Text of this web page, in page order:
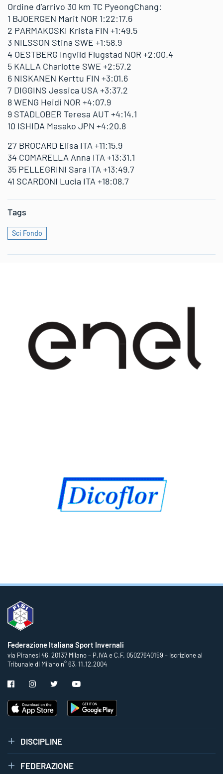
Ordine d’arrivo 30 km TC PyeongChang:
1 BJOERGEN Marit NOR 1:22:17.6
2 PARMAKOSKI Krista FIN +1:49.5
3 NILSSON Stina SWE +1:58.9
4 OESTBERG Ingvild Flugstad NOR +2:00.4
5 KALLA Charlotte SWE +2:57.2
6 NISKANEN Kerttu FIN +3:01.6
7 DIGGINS Jessica USA +3:37.2
8 WENG Heidi NOR +4:07.9
9 STADLOBER Teresa AUT +4:14.1
10 ISHIDA Masako JPN +4:20.8
27 BROCARD Elisa ITA +11:15.9
34 COMARELLA Anna ITA +13:31.1
35 PELLEGRINI Sara ITA +13:49.7
41 SCARDONI Lucia ITA +18:08.7
Tags
Sci Fondo
Federazione Italiana Sport Invernali
via Piranesi 46, 20137 Milano – P.IVA e C.F. 05027640159 – Iscrizione al
Tribunale di Milano n° 63, 11.12.2004
DISCIPLINE
FEDERAZIONE